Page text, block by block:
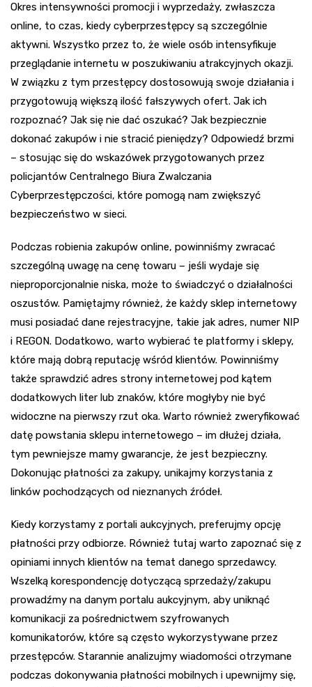
Okres intensywności promocji i wyprzedaży, zwłaszcza
online, to czas, kiedy cyberprzestępcy są szczególnie
aktywni. Wszystko przez to, że wiele osób intensyfikuje
przeglądanie internetu w poszukiwaniu atrakcyjnych okazji.
W związku z tym przestępcy dostosowują swoje działania i
przygotowują większą ilość fałszywych ofert. Jak ich
rozpoznać? Jak się nie dać oszukać? Jak bezpiecznie
dokonać zakupów i nie stracić pieniędzy? Odpowiedź brzmi
– stosując się do wskazówek przygotowanych przez
policjantów Centralnego Biura Zwalczania
Cyberprzestępczości, które pomogą nam zwiększyć
bezpieczeństwo w sieci.
Podczas robienia zakupów online, powinniśmy zwracać
szczególną uwagę na cenę towaru – jeśli wydaje się
nieproporcjonalnie niska, może to świadczyć o działalności
oszustów. Pamiętajmy również, że każdy sklep internetowy
musi posiadać dane rejestracyjne, takie jak adres, numer NIP
i REGON. Dodatkowo, warto wybierać te platformy i sklepy,
które mają dobrą reputację wśród klientów. Powinniśmy
także sprawdzić adres strony internetowej pod kątem
dodatkowych liter lub znaków, które mogłyby nie być
widoczne na pierwszy rzut oka. Warto również zweryfikować
datę powstania sklepu internetowego – im dłużej działa,
tym pewniejsze mamy gwarancje, że jest bezpieczny.
Dokonując płatności za zakupy, unikajmy korzystania z
linków pochodzących od nieznanych źródeł.
Kiedy korzystamy z portali aukcyjnych, preferujmy opcję
płatności przy odbiorze. Również tutaj warto zapoznać się z
opiniami innych klientów na temat danego sprzedawcy.
Wszelką korespondencję dotyczącą sprzedaży/zakupu
prowadźmy na danym portalu aukcyjnym, aby uniknąć
komunikacji za pośrednictwem szyfrowanych
komunikatorów, które są często wykorzystywane przez
przestępców. Starannie analizujmy wiadomości otrzymane
podczas dokonywania płatności mobilnych i upewnijmy się,